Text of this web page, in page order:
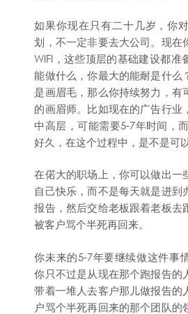
如果你现在只有二十几岁，你
划，不一定非要去大公司。现在
WIFI，这些顶层的基础建设都准
能做什么，你最大的能耐是什么
是画眉毛，那么你持续努力，有
的画眉师。比如现在的广告行业
中高层，可能需要5-7年时间，
好久，在这个过程中，是不是可
在偌大的职场上，你可以做出一
自己快乐，而不是每天就是进到
报告，然后交给老板跟着老板去
被客户骂个半死再回来。
你未来的5-7年要继续做这件事
你只不过是从现在那个跑报告的
带着一堆人去客户那儿做报告的
户骂个半死再回来的那个团队的